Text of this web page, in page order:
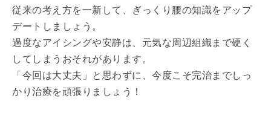
従来の考え方を一新して、ぎっくり腰の知識をアップ
デートしましょう。
過度なアイシングや安静は、元気な周辺組織まで硬く
してしまうおそれがあります。
「今回は大丈夫」と思わずに、今度こそ完治までしっ
かり治療を頑張りましょう！